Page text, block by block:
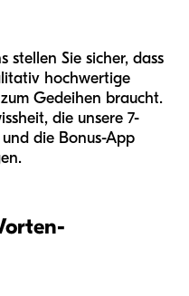
stellen Sie sicher, dass
hochwertige
Gedeihen braucht.
die unsere 7-
die Bonus-App